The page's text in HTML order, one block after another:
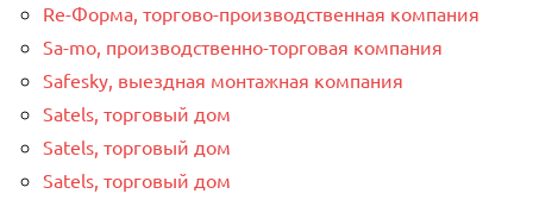
Re-Форма, торгово-производственная компания
Sa-mo, производственно-торговая компания
Safesky, выездная монтажная компания
Satels, торговый дом
Satels, торговый дом
Satels, торговый дом